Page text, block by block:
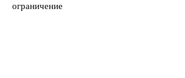
ограничение